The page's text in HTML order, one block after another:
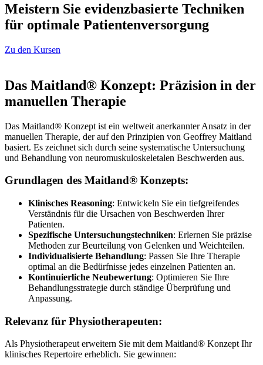
Meistern Sie evidenzbasierte Techniken
für optimale Patientenversorgung
Zu den Kursen
Das Maitland® Konzept: Präzision in der
manuellen Therapie
Das Maitland® Konzept ist ein weltweit anerkannter Ansatz in der
manuellen Therapie, der auf den Prinzipien von Geoffrey Maitland
basiert. Es zeichnet sich durch seine systematische Untersuchung
und Behandlung von neuromuskuloskeletalen Beschwerden aus.
Grundlagen des Maitland® Konzepts:
Klinisches Reasoning: Entwickeln Sie ein tiefgreifendes
Verständnis für die Ursachen von Beschwerden Ihrer
Patienten.
Spezifische Untersuchungstechniken: Erlernen Sie präzise
Methoden zur Beurteilung von Gelenken und Weichteilen.
Individualisierte Behandlung: Passen Sie Ihre Therapie
optimal an die Bedürfnisse jedes einzelnen Patienten an.
Kontinuierliche Neubewertung: Optimieren Sie Ihre
Behandlungsstrategie durch ständige Überprüfung und
Anpassung.
Relevanz für Physiotherapeuten:
Als Physiotherapeut erweitern Sie mit dem Maitland® Konzept Ihr
klinisches Repertoire erheblich. Sie gewinnen: